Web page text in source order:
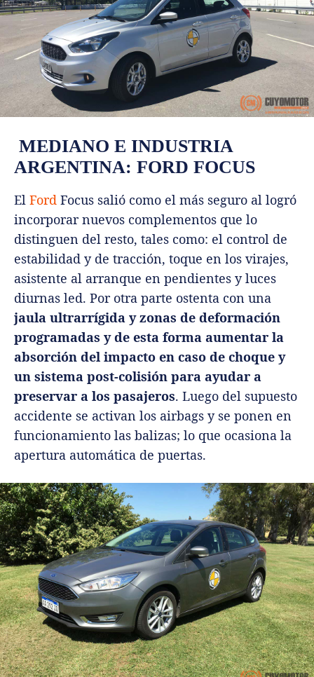
MEDIANO E INDUSTRIA
ARGENTINA: FORD FOCUS
El Ford Focus salió como el más seguro al logró
incorporar nuevos complementos que lo
distinguen del resto, tales como: el control de
estabilidad y de tracción, toque en los virajes,
asistente al arranque en pendientes y luces
diurnas led. Por otra parte ostenta con una
jaula ultrarrígida y zonas de deformación
programadas y de esta forma aumentar la
absorción del impacto en caso de choque y
un sistema post-colisión para ayudar a
preservar a los pasajeros. Luego del supuesto
accidente se activan los airbags y se ponen en
funcionamiento las balizas; lo que ocasiona la
apertura automática de puertas.